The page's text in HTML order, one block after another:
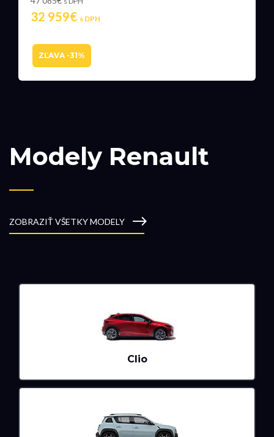
32 959€ s DPH
ZĽAVA -31%
Modely Renault
ZOBRAZIŤ VŠETKY MODELY
Clio